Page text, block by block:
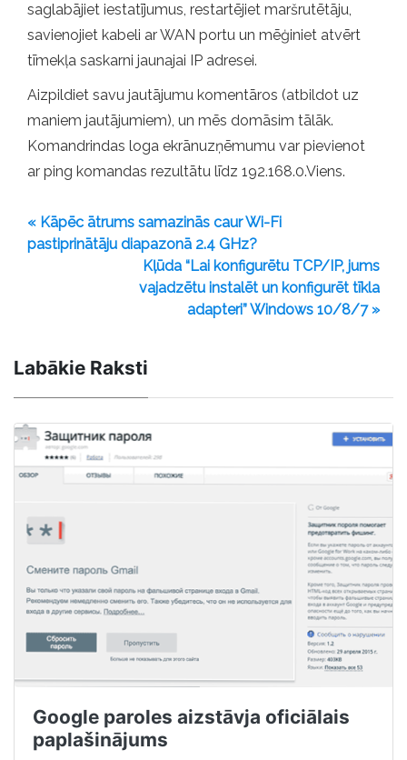
saglabājiet iestatījumus, restartējiet maršrutētāju,
savienojiet kabeli ar WAN portu un mēģiniet atvērt
tīmekļa saskarni jaunajai IP adresei.
Aizpildiet savu jautājumu komentāros (atbildot uz
maniem jautājumiem), un mēs domāsim tālāk.
Komandrindas loga ekrānuzņēmumu var pievienot
ar ping komandas rezultātu līdz 192.168.0.Viens.
« Kāpēc ātrums samazinās caur Wi-Fi
pastiprinātāju diapazonā 2.4 GHz?
Kļūda “Lai konfigurētu TCP/IP, jums
vajadzētu instalēt un konfigurēt tīkla
adapteri” Windows 10/8/7 »
Labākie Raksti
Google paroles aizstāvja oficiālais
paplašinājums